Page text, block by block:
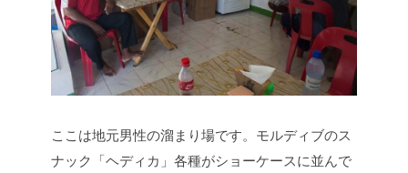
ここは地元男性の溜まり場です。モルディブのス
ナック「ヘディカ」各種がショーケースに並んで